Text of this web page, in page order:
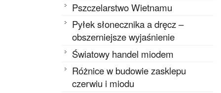
Pszczelarstwo Wietnamu
Pyłek słonecznika a dręcz –
obszerniejsze wyjaśnienie
Światowy handel miodem
Różnice w budowie zasklepu
czerwiu i miodu